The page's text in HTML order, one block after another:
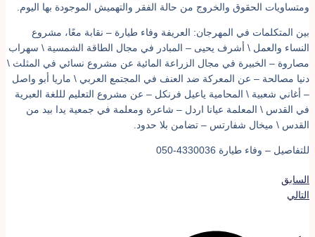
ومتساويات الحقوق والخروج من حالة الفقر والتهميش الموجودة بها اليوم.
بين المتكلمات في المهرجان: العريفة وفاء طيارة – نقابة معًا، مشروع
النساء والعمل \ أشرف يحيى – المبادر في مجال الطاقة الشمسية \ سهراب
مصاروة – الخبيرة في مجال الزراعة المائية عن مشروع نسائي في المثلث \
دنيا مصالحة – عن المعركة ضد العنف في المجتمع العربي \ ماريا أبو واصل
– أغاني شعبية \ المحامية ياعيل فرنكل – عن مشروع التعليم لللغة العبرية
في القدس \ المعلمة عيانا اردل – شاعرة ومعلمة في جمعية يدا بيد من
القدس \ ميخال شفارتس – تضامن بلا حدود.
للتفاصيل – وفاء طيارة 4330036-050
السابق
التالي